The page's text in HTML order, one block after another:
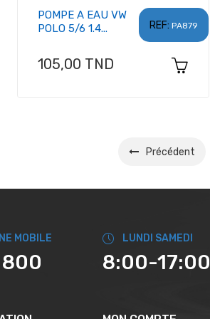
REF: PA879
POMPE A EAU VW
POLO 5/6 1.4...
Prix
105,00 TND
Précédent
MOBILE LUNDI SAMEDI
8:00-17:00